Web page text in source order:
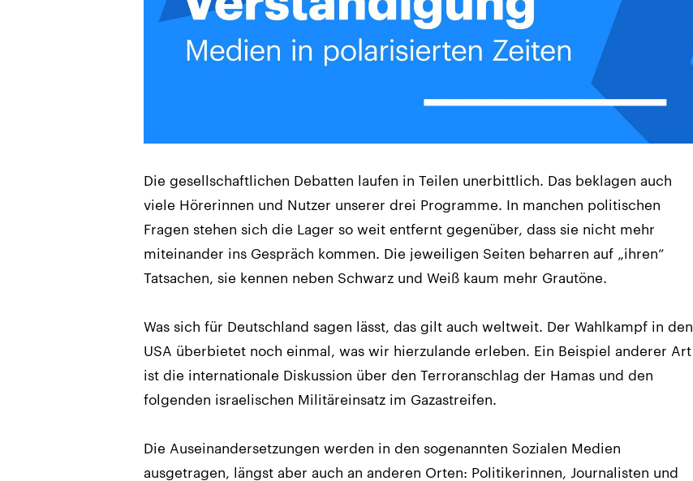
Die gesellschaftlichen Debatten laufen in Teilen unerbittlich. Das beklagen auch
viele Hörerinnen und Nutzer unserer drei Programme. In manchen politischen
Fragen stehen sich die Lager so weit entfernt gegenüber, dass sie nicht mehr
miteinander ins Gespräch kommen. Die jeweiligen Seiten beharren auf „ihren“
Tatsachen, sie kennen neben Schwarz und Weiß kaum mehr Grautöne.
Was sich für Deutschland sagen lässt, das gilt auch weltweit. Der Wahlkampf in den
USA überbietet noch einmal, was wir hierzulande erleben. Ein Beispiel anderer Art
ist die internationale Diskussion über den Terroranschlag der Hamas und den
folgenden israelischen Militäreinsatz im Gazastreifen.
Die Auseinandersetzungen werden in den sogenannten Sozialen Medien
ausgetragen, längst aber auch an anderen Orten: Politikerinnen, Journalisten und